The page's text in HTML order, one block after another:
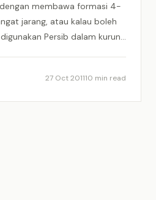
membawa formasi 4-
jarang, atau kalau boleh
Persib dalam kurun
27 Oct 201110 min read